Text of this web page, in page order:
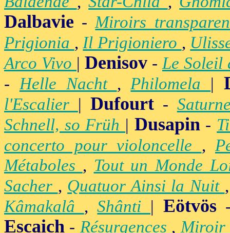
Dalbavie -Miroirs
Prigionia ,Il Prigioniero ,
Arco Vivo | Denisov -Le Soleil
-Helle Nacht ,Philomela |
l'Escalier | Dufourt-
Schnell, so Früh | Dusapin-
concerto pour violoncelle ,
Métaboles , Tout un Monde
Sacher , Quatuor Ainsi la Nuit
Kâmakalâ ,Shânti | Eötvös
Escaich - Résurgences ,Miroir